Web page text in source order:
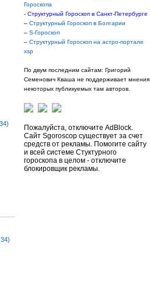
Гороскопа
- Структурный Гороскоп в Санкт-Петербурге
– Структурный Гороскоп в Болгарии
– S-Гороскоп
– Структурный Гороскоп на астро-портале
xsp
По двум последним сайтам: Григорий
Семенович Кваша не поддерживает мнения
некоторых публикуемых там авторов.
Пожалуйста, отключите AdBlock.
Сайт Sgoroscop существует за счет
средств от рекламы. Помогите сайту
и всей системе Стуктурного
гороскопа в целом - отключите
блокировщик рекламы.